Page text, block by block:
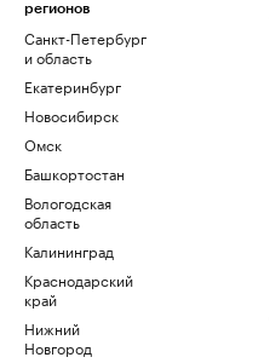
регионов
Санкт-Петербург
и область
Екатеринбург
Новосибирск
Омск
Башкортостан
Вологодская
область
Калининград
Краснодарский
край
Нижний
Новгород